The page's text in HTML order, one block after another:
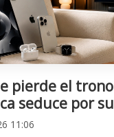
pierde el
seduce por
11:06